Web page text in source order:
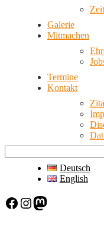
Galerie
Mitmachen
Termine
Kontakt
Deutsch
English
Facebook Instagram Mastodon